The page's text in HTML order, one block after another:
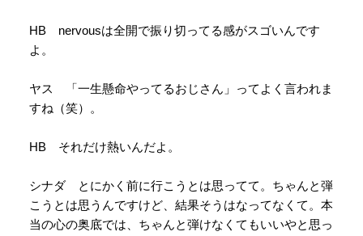
HB nervousは全開で振り切ってる感がスゴいんです
よ。
ヤス 「一生懸命やってるおじさん」ってよく言われま
すね（笑）。
HB それだけ熱いんだよ。
シナダ とにかく前に行こうとは思ってて。ちゃんと弾
こうとは思うんですけど、結果そうはなってなくて。本
当の心の奥底では、ちゃんと弾けなくてもいいやと思っ